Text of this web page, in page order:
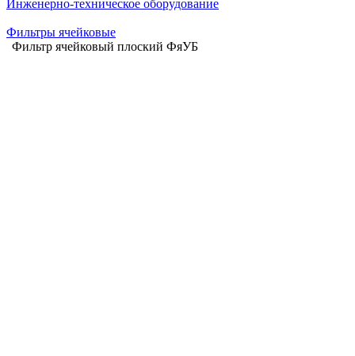
Инженерно-техническое оборудование
Фильтры ячейковые
Фильтр ячейковый плоский ФяУБ